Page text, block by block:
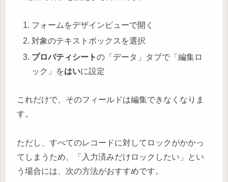
フォームをデザインビューで開く
対象のテキストボックスを選択
プロパティシートの「データ」タブで「編集ロ
ック」をはいに設定
これだけで、そのフィールドは編集できなくなりま
す。
ただし、すべてのレコードに対してロックがかかっ
てしまうため、「入力済みだけロックしたい」とい
う場合には、次の方法がおすすめです。